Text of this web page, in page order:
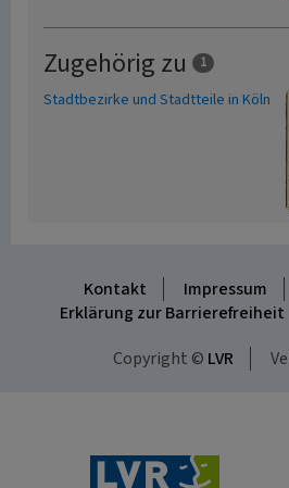
Zugehörig zu 1
Stadtbezirke und Stadtteile in Köln
Kontakt Impressum
Erklärung zur Barrierefreiheit
Copyright © LVR